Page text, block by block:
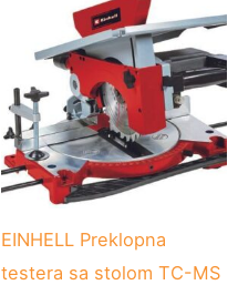
EINHELL Preklopna
testera sa stolom TC-MS